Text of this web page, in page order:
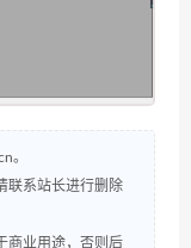
。
联系站长进行删除
商业用途，否则后